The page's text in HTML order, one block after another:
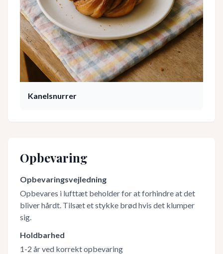
Kanelsnurrer
Opbevaring
Opbevaringsvejledning
Opbevares i lufttæt beholder for at forhindre at det
bliver hårdt. Tilsæt et stykke brød hvis det klumper
sig.
Holdbarhed
1-2 år ved korrekt opbevaring